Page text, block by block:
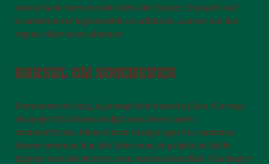
sted at lade børnene løbe frit. Her finder I tusindvis af
kvadratmeter legeområde at udforske, uanset om det
regner eller solen skinner.
BARSEL OM SOMMEREN
Sommeren er lang, og mange har barsel og kan tilbringe
så meget fritid som muligt med deres børn i
sommerferien. Uanset hvor mange uger I er sammen
denne sommer, kan det føles som et projekt at fylde
dagene med aktiviteter, som børnene kan lide. Planlæg et